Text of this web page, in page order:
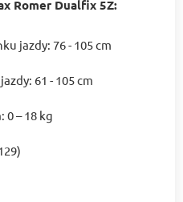
Romer Dualfix 5Z:
jazdy: 76 - 105 cm
61 - 105 cm
– 18 kg